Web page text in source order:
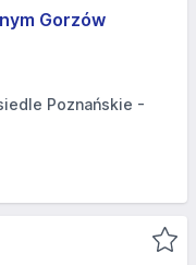
Gorzów
Poznańskie -